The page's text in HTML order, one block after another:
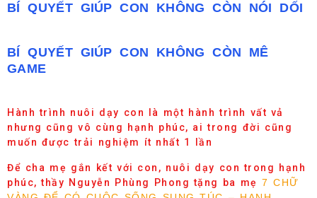
BÍ QUYẾT GIÚP CON KHÔNG CÒN NÓI DỐI
BÍ QUYẾT GIÚP CON KHÔNG CÒN MÊ
GAME
Hành trình nuôi dạy con là một hành trình vất vả
nhưng cũng vô cùng hạnh phúc, ai trong đời cũng
muốn được trải nghiệm ít nhất 1 lần
Để cha mẹ gắn kết với con, nuôi dạy con trong hạnh
phúc, thầy Nguyễn Phùng Phong tặng ba mẹ 7 CHỮ